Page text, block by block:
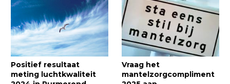
Positief resultaat
meting luchtkwaliteit
Vraag het
mantelzorgcompliment